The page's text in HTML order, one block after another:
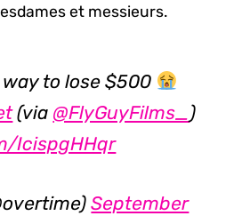
et messieurs.
way to lose $500
(via @FlyGuyFilms_ )
IcispgHHqr
September